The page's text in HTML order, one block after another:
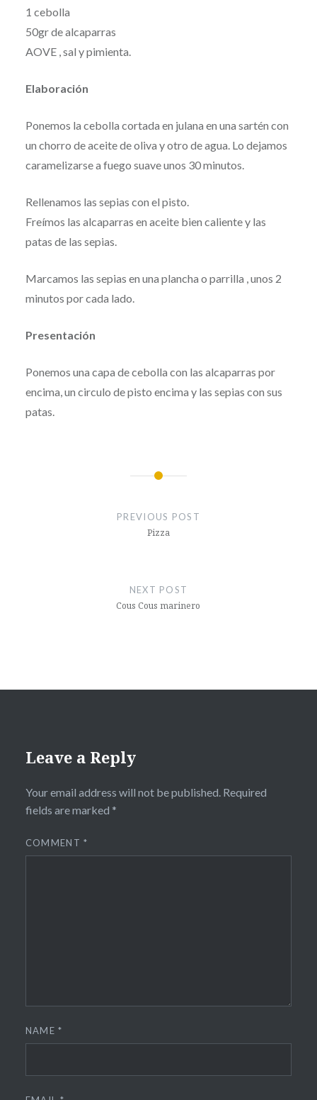
1 cebolla
50gr de alcaparras
AOVE , sal y pimienta.
Elaboración
Ponemos la cebolla cortada en julana en una sartén con
un chorro de aceite de oliva y otro de agua. Lo dejamos
caramelizarse a fuego suave unos 30 minutos.
Rellenamos las sepias con el pisto.
Freímos las alcaparras en aceite bien caliente y las
patas de las sepias.
Marcamos las sepias en una plancha o parrilla , unos 2
minutos por cada lado.
Presentación
Ponemos una capa de cebolla con las alcaparras por
encima, un circulo de pisto encima y las sepias con sus
patas.
PREVIOUS POST
Pizza
NEXT POST
Cous Cous marinero
Leave a Reply
Your email address will not be published. Required
fields are marked *
COMMENT*
NAME*